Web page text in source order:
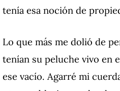
tenía esa noción de
Lo que más me dolió de
tenían su peluche vivo en
ese vacío. Agarré mi